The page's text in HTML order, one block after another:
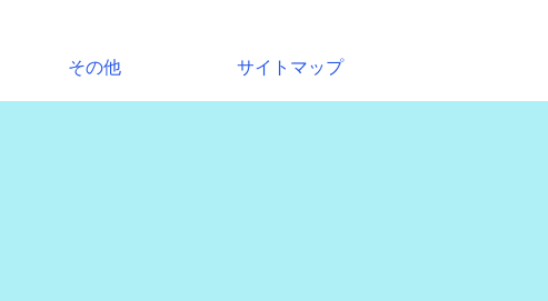
その他 サイトマップ